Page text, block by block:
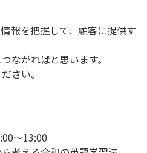
報を把握して、顧客に提供す
ながればと思います。
さい。
～13:00